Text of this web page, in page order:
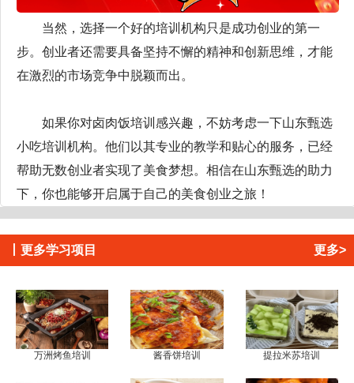
当然，选择一个好的培训机构只是成功创业的第一
步。创业者还需要具备坚持不懈的精神和创新思维，才能
在激烈的市场竞争中脱颖而出。
如果你对卤肉饭培训感兴趣，不妨考虑一下山东甄选
小吃培训机构。他们以其专业的教学和贴心的服务，已经
帮助无数创业者实现了美食梦想。相信在山东甄选的助力
下，你也能够开启属于自己的美食创业之旅！
更多学习项目 更多>
万洲烤鱼培训 酱香饼培训 提拉米苏培训